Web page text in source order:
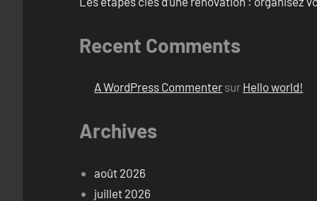
Recent Comments
A WordPress Commenter sur Hello world!
Archives
août 2026
juillet 2026